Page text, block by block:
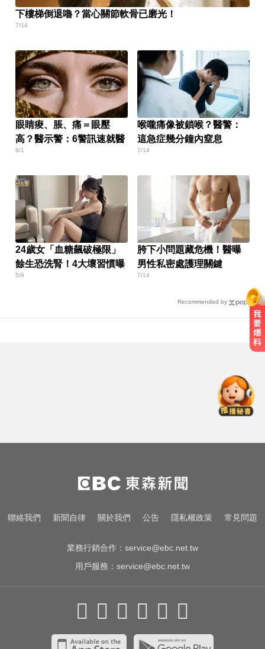
下樓梯倒退嚕？當心關節軟骨已磨光！
7/14
眼睛痠、脹、痛＝眼壓
高？醫示警：6警訊速就醫
9/1
喉嚨痛像被鎖喉？醫警：
這急症幾分鐘內窒息
7/14
24歲女「血糖飆破極限」
餘生恐洗腎！4大壞習慣曝
5/9
胯下小問題藏危機！醫曝
男性私密處護理關鍵
7/14
Recommended by
折斷掃把刺傷女師 右眼恐失明
行動網路降速演練將登場 8/7透過災
防訊息預告
新北人妻曬內褲被沾「嘉明」！竟
聯絡我們 新聞自律 關於我們 公告 隱私權政策 常見問題
業務行銷合作： service@ebc.net.tw
用戶服務： service@ebc.net.tw